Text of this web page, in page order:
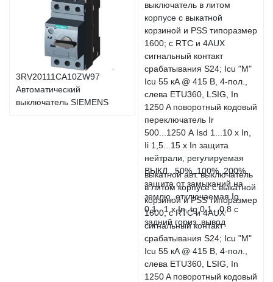
3RV20111CA10ZW97
Автоматический
выключатель SIEMENS
выкатной авт. выключатель
в литом корпусе с выкатной
корзиной и PSS типоразмер
1600; с RTC и 4AUX
сигнальный контакт
срабатывания S24; Icu "M"
Icu 55 кA @ 415 В, 4-пол.,
слева ETU360, LSIG, In
1250 A поворотный кодовый